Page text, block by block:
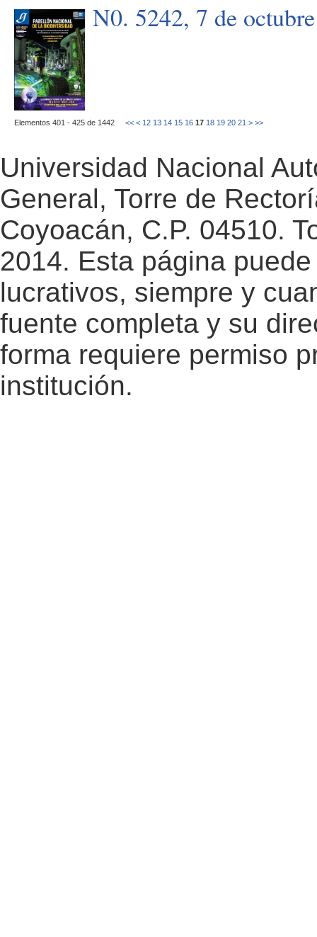
N0. 5242, 7 de
Elementos 401 - 425 de 1442 << < 12 13 14 15 16 17 18 19 20 21 > >>
Universidad Nacional
General, Torre de
Coyoacán, C.P. 04510.
2014. Esta página
lucrativos, siempre y
fuente completa y su
forma requiere permiso
institución.